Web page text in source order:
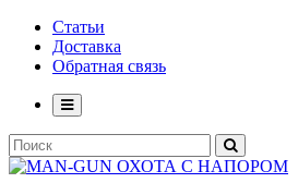
Статьи
Доставка
Обратная связь